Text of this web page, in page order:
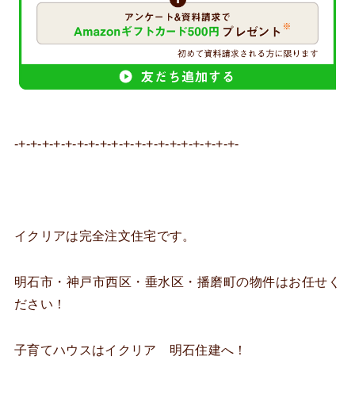
-+-+-+-+-+-+-+-+-+-+-+-+-+-+-+-+-+-+-+-
イクリアは完全注文住宅です。
明石市・神戸市西区・垂水区・播磨町の物件はお任せく
ださい！
子育てハウスはイクリア 明石住建へ！